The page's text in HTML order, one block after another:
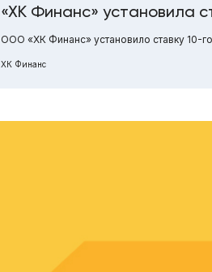
«ХК Финанс» установила
ООО «ХК Финанс» установило ставку 10-
ХК Финанс